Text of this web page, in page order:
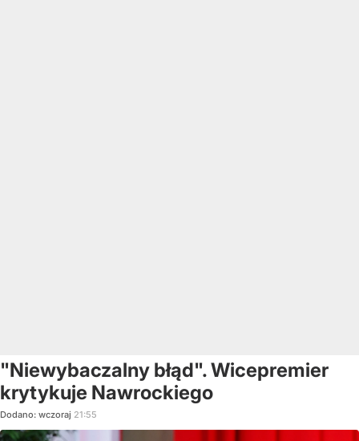
"Niewybaczalny błąd". Wicepremier
krytykuje Nawrockiego
Dodano: wczoraj 21:55